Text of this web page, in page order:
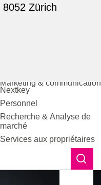
8052 Zürich
Marketing & communication
Nextkey
Personnel
Recherche & Analyse de
marché
Services aux propriétaires